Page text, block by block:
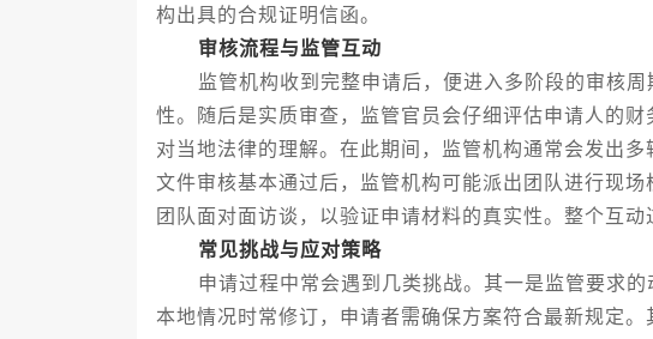
构出具的合规证明信函。
审核流程与监管互动
监管机构收到完整申请后，便进入多阶段的审核周
性。随后是实质审查，监管官员会仔细评估申请人的
对当地法律的理解。在此期间，监管机构通常会发出
文件审核基本通过后，监管机构可能派出团队进行现
团队面对面访谈，以验证申请材料的真实性。整个互
常见挑战与应对策略
申请过程中常会遇到几类挑战。其一是监管要求的
本地情况时常修订，申请者需确保方案符合最新规定